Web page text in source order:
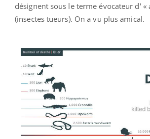
désignent sous le terme évocateur d' «
(insectes tueurs). On a vu plus amical.